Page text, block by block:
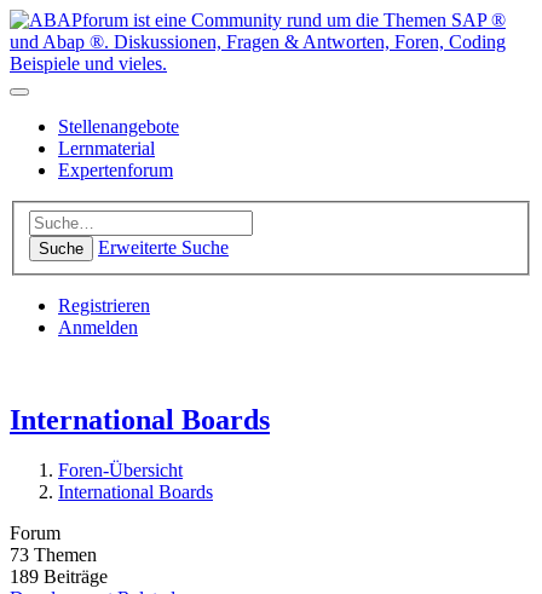
Stellenangebote
Lernmaterial
Expertenforum
Suche Erweiterte Suche
Registrieren
Anmelden
International Boards
Foren-Übersicht
International Boards
Forum
73 Themen
189 Beiträge